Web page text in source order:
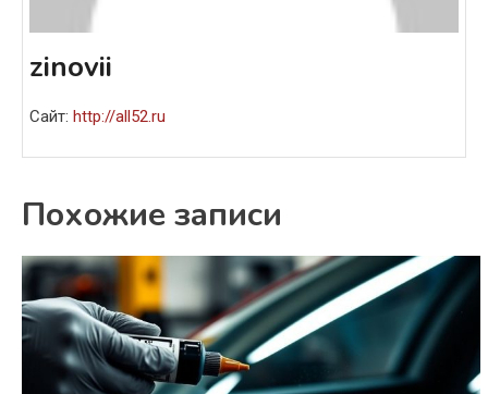
zinovii
Сайт: http://all52.ru
Похожие записи